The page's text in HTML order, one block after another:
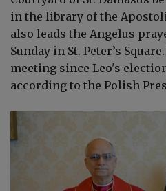
in the library of the
also leads the Angelus
Sunday in St. Peter’s
meeting since Leo's
according to the Polish